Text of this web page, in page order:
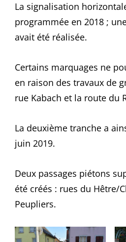
La signalisation
programmée en 2018 ;
avait été réalisée.
Certains marquages ne
en raison des travaux de
rue Kabach et la route du
La deuxième tranche a
juin 2019.
Deux passages piétons
été créés : rues du Hêtre/
Peupliers.